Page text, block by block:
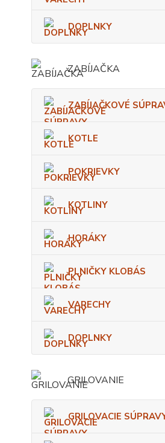
DOPLNKY
ZABÍJAČKA
ZABÍJAČKOVÉ
KOTLE
POKRIEVKY
KOTLINY
HORÁKY
PLNIČKY KLOBÁS
VARECHY
DOPLNKY
GRILOVANIE
GRILOVACIE